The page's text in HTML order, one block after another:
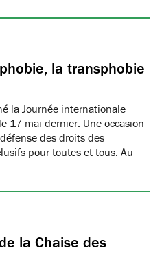
la transphobie
la Journée internationale
17 mai dernier. Une occasion
des droits des
pour toutes et tous. Au
la Chaise des